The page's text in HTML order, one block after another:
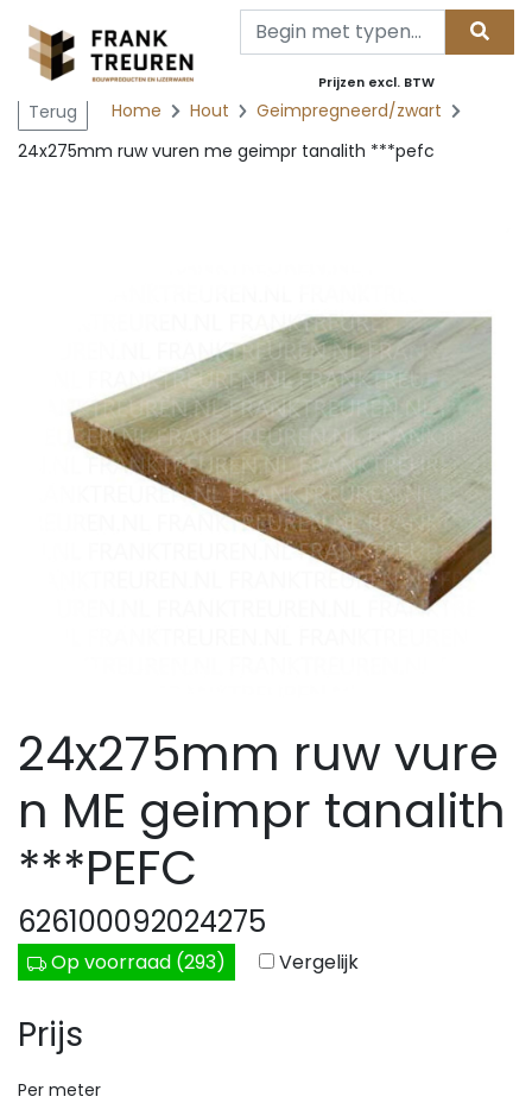
Prijzen excl. BTW
Terug Home Hout
Geimpregneerd/zwart
24x275mm ruw vuren me geimpr tanalith ***pefc
24x275mm ruw vure
n ME geimpr tanalith
***PEFC
626100092024275
Op voorraad (293) Vergelijk
Prijs
Per meter